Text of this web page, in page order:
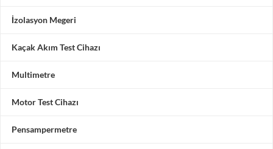
İzolasyon Megeri
Kaçak Akım Test Cihazı
Multimetre
Motor Test Cihazı
Pensampermetre